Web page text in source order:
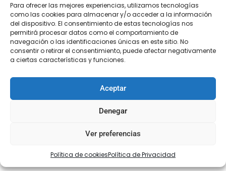
Para ofrecer las mejores experiencias, utilizamos tecnologías
como las cookies para almacenar y/o acceder a la información
del dispositivo. El consentimiento de estas tecnologías nos
permitirá procesar datos como el comportamiento de
navegación o las identificaciones únicas en este sitio. No
consentir o retirar el consentimiento, puede afectar negativamente
a ciertas características y funciones.
Aceptar
Denegar
Ver preferencias
Política de cookiesPolítica de Privacidad
Descripción
Información adicional
Valoraciones (0)
Pasamanería fantasía dorada y azul marino
Tamaño. 20 mm aprox